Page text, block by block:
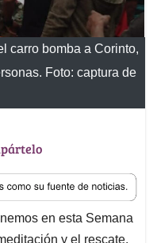
carro bomba a Corinto,
Foto: captura de
en esta Semana
y el rescate.